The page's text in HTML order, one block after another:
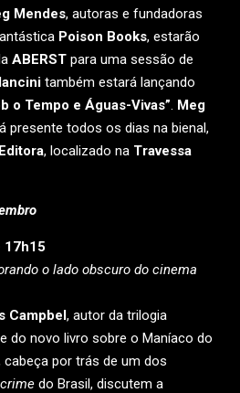
Mendes, autoras e fundadoras
Poison Books, estarão
ABERST para uma sessão de
também estará lançando
o Tempo e Águas-Vivas”. Meg
presente todos os dias na bienal,
, localizado na Travessa
17h15
o lado obscuro do cinema
Campbel, autor da trilogia
do novo livro sobre o Maníaco do
cabeça por trás de um dos
do Brasil, discutem a